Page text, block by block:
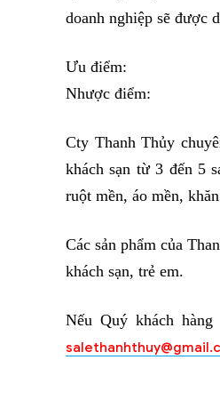
doanh nghiệp sẽ được
Ưu điểm:
Nhược điểm:
Cty Thanh Thủy
khách sạn từ 3 đến 5
ruột mền, áo mền,
Các sản phẩm của
khách sạn, trẻ em.
Nếu Quý khách